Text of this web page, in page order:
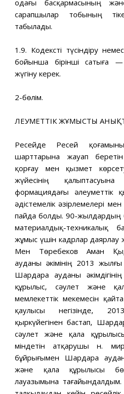
одағы басқармасының
сарапшылар тобының
табылады.
1.9. Кодексті түсіндіру
бойынша бірінші сатыға
жүгіну керек.
2-бөлім.
ӘЛЕУМЕТТІК ЖҰМЫСТЫ
Ресейде Ресей
шарттарына жауап
қорғау мен қызмет
жүйесінің
формациядағы әлеуметтік
әдістемелік әзірлемелері
пайда болды. 90-жылдардың
материалдық-техникалық
жұмыс үшін кадрлар даярлау
Мен Төребеков Аман
ауданы әкімінің 2013
Шардара ауданы
құрылыс, сәулет және
мемлекеттік мекемесін
қаулысы негізінде,
қыркүйегінен бастап,
сәулет және қала
міндетін атқарушы н.
бұйрығымен Шардара
және қала құрылысы
лауазымына тағайындалдым.